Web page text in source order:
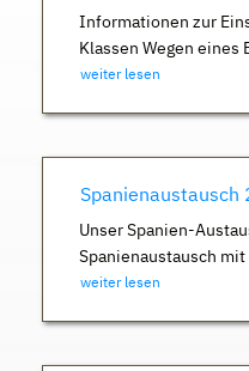
Informationen zur
Klassen Wegen eines
weiter lesen
Spanienaustausch
Unser Spanien-
Spanienaustausch
weiter lesen